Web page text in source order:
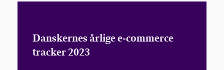
Danskernes årlige e-commerce
tracker 2023